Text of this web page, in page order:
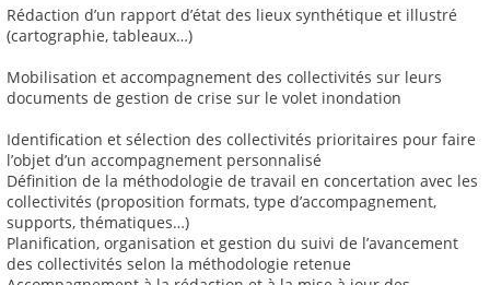
Rédaction d’un rapport d’état des lieux synthétique et illustré
(cartographie, tableaux…)
Mobilisation et accompagnement des collectivités sur leurs
documents de gestion de crise sur le volet inondation
Identification et sélection des collectivités prioritaires pour faire
l’objet d’un accompagnement personnalisé
Définition de la méthodologie de travail en concertation avec les
collectivités (proposition formats, type d’accompagnement,
supports, thématiques…)
Planification, organisation et gestion du suivi de l’avancement
des collectivités selon la méthodologie retenue